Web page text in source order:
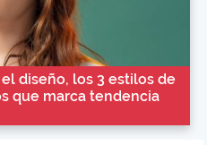
diseño, los 3 estilos de
que marca tendencia